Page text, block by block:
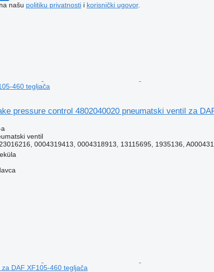
našu politiku privatnostii korisnički ugovor.
460 tegljača
pressure control 4802040020 pneumatski ventil za
ventil
0004319413, 0004318913, 13115695, 1935136,
DAF XF105-460 tegljača